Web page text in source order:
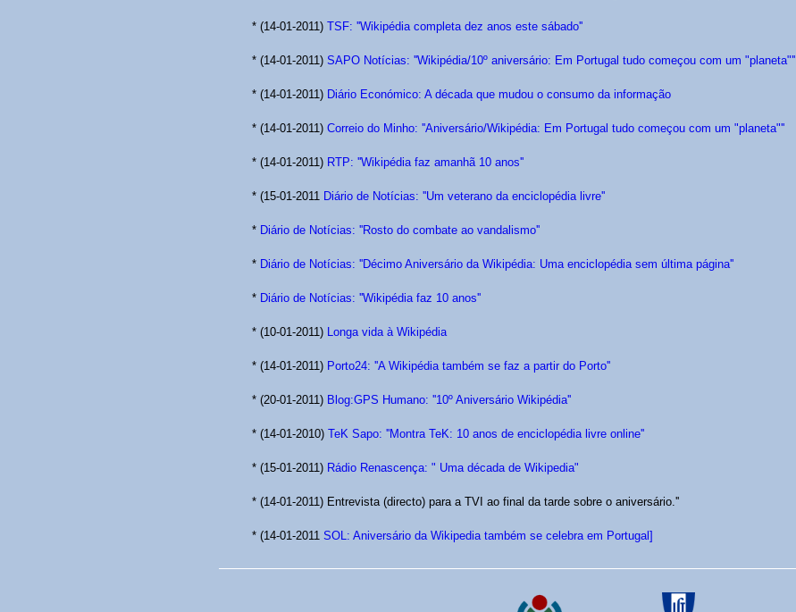
* (14-01-2011) TSF: ''Wikipédia completa dez anos este sábado''
* (14-01-2011) SAPO Notícias: ''Wikipédia/10º aniversário: Em Portugal tudo começou com um "planeta"''
* (14-01-2011) Diário Económico: A década que mudou o consumo da informação
* (14-01-2011) Correio do Minho: ''Aniversário/Wikipédia: Em Portugal tudo começou com um "planeta"''
* (14-01-2011) RTP: ''Wikipédia faz amanhã 10 anos''
* (15-01-2011 Diário de Notícias: ''Um veterano da enciclopédia livre''
* Diário de Notícias: ''Rosto do combate ao vandalismo''
* Diário de Notícias: ''Décimo Aniversário da Wikipédia: Uma enciclopédia sem última página''
* Diário de Notícias: ''Wikipédia faz 10 anos''
* (10-01-2011) Longa vida à Wikipédia
* (14-01-2011) Porto24: ''A Wikipédia também se faz a partir do Porto''
* (20-01-2011) Blog:GPS Humano: ''10º Aniversário Wikipédia''
* (14-01-2010) TeK Sapo: ''Montra TeK: 10 anos de enciclopédia livre online''
* (15-01-2011) Rádio Renascença: " Uma década de Wikipedia"
* (14-01-2011) Entrevista (directo) para a TVI ao final da tarde sobre o aniversário.''
* (14-01-2011 SOL: Aniversário da Wikipedia também se celebra em Portugal]